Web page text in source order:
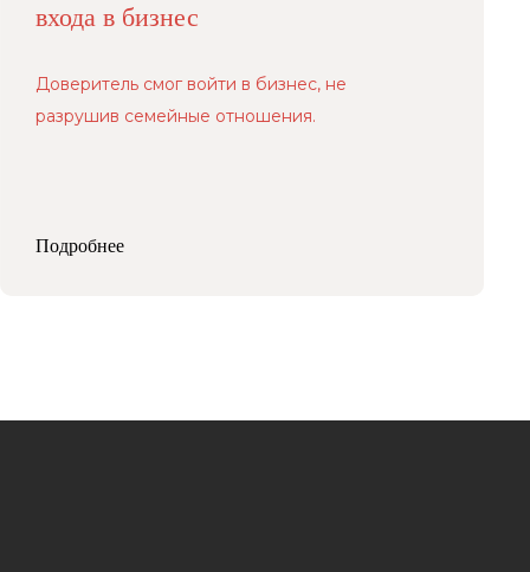
входа в бизнес
Доверитель смог войти в бизнес, не
разрушив семейные отношения.
ПодробнееКонтакты